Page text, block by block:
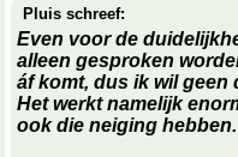
Pluis schreef:
Even voor de
alleen gesproken
f komt, dus ik wil geen
Het werkt namelijk
ook die neiging hebben.